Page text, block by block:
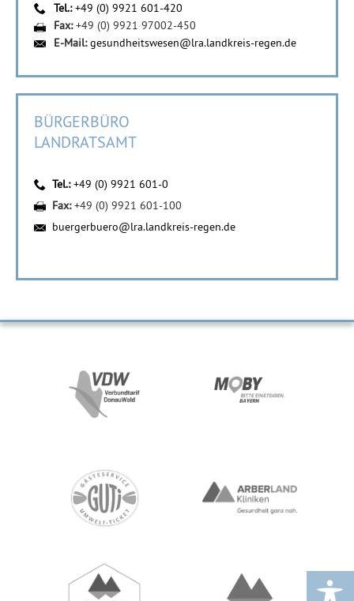
Tel.:+49 (0) 9921 601-420
Fax:+49 (0) 9921 97002-450
E-Mail:gesundheitswesen@lra.landkreis-regen.de
BÜRGERBÜRO
LANDRATSAMT
Tel.:+49 (0) 9921 601-0
Fax:+49 (0) 9921 601-100
buergerbuero@lra.landkreis-regen.de